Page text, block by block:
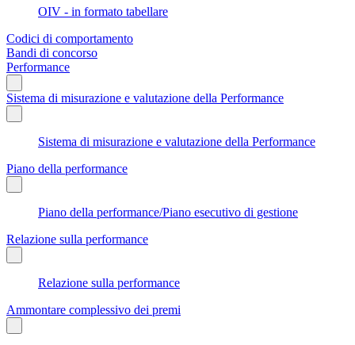
OIV - in formato tabellare
Codici di comportamento
Bandi di concorso
Performance
Sistema di misurazione e valutazione della Performance
Sistema di misurazione e valutazione della Performance
Piano della performance
Piano della performance/Piano esecutivo di gestione
Relazione sulla performance
Relazione sulla performance
Ammontare complessivo dei premi